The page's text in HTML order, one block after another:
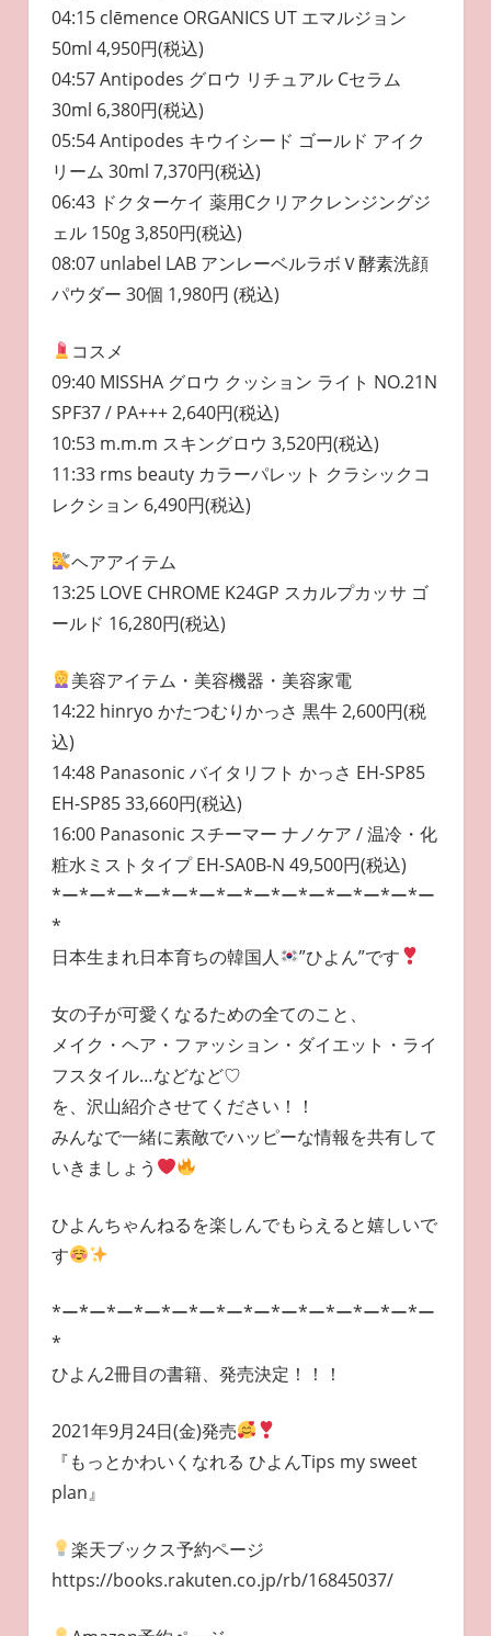
04:15 clēmence ORGANICS UT エマルジョン
50ml 4,950円(税込)
04:57 Antipodes グロウ リチュアル Cセラム
30ml 6,380円(税込)
05:54 Antipodes キウイシード ゴールド アイク
リーム 30ml 7,370円(税込)
06:43 ドクターケイ 薬用Cクリアクレンジングジ
ェル 150g 3,850円(税込)
08:07 unlabel LAB アンレーベルラボＶ酵素洗顔
パウダー 30個 1,980円 (税込)
コスメ
09:40 MISSHA グロウ クッション ライト NO.21N
SPF37 / PA+++ 2,640円(税込)
10:53 m.m.m スキングロウ 3,520円(税込)
11:33 rms beauty カラーパレット クラシックコ
レクション 6,490円(税込)
ヘアアイテム
13:25 LOVE CHROME K24GP スカルプカッサ ゴ
ールド 16,280円(税込)
美容アイテム・美容機器・美容家電
14:22 hinryo かたつむりかっさ 黒牛 2,600円(税
込)
14:48 Panasonic バイタリフト かっさ EH-SP85
EH-SP85 33,660円(税込)
16:00 Panasonic スチーマー ナノケア / 温冷・化
粧水ミストタイプ EH-SA0B-N 49,500円(税込)
*ー*ー*ー*ー*ー*ー*ー*ー*ー*ー*ー*ー*ー*ー
*
日本生まれ日本育ちの韓国人
”ひよん”です
女の子が可愛くなるための全てのこと、
メイク・ヘア・ファッション・ダイエット・ライ
フスタイル…などなど♡
を、沢山紹介させてください！！
みんなで一緒に素敵でハッピーな情報を共有して
いきましょう
ひよんちゃんねるを楽しんでもらえると嬉しいで
す
*ー*ー*ー*ー*ー*ー*ー*ー*ー*ー*ー*ー*ー*ー
*
ひよん2冊目の書籍、発売決定！！！
2021年9月24日(金)発売
『もっとかわいくなれる ひよんTips my sweet
plan』
楽天ブックス予約ページ
https://books.rakuten.co.jp/rb/16845037/